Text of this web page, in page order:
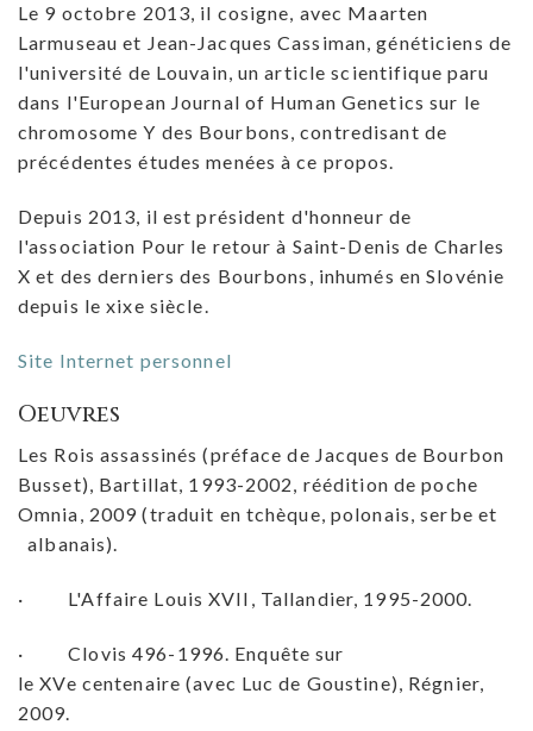
Le 9 octobre 2013, il cosigne, avec Maarten
Larmuseau et Jean-Jacques Cassiman, généticiens de
l'université de Louvain, un article scientifique paru
dans l'European Journal of Human Genetics sur le
chromosome Y des Bourbons, contredisant de
précédentes études menées à ce propos.
Depuis 2013, il est président d'honneur de
l'association Pour le retour à Saint-Denis de Charles
X et des derniers des Bourbons, inhumés en Slovénie
depuis le xixe siècle.
Site Internet personnel
Oeuvres
Les Rois assassinés (préface de Jacques de Bourbon
Busset), Bartillat, 1993-2002, réédition de poche
Omnia, 2009 (traduit en tchèque, polonais, serbe et
albanais).
· L'Affaire Louis XVII, Tallandier, 1995-2000.
· Clovis 496-1996. Enquête sur
le XVe centenaire (avec Luc de Goustine), Régnier,
2009.